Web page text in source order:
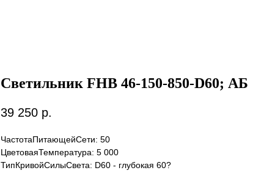
Светильник FHB 46-150-850-D60; АБ
39 250 р.
ЧастотаПитающейСети: 50
ЦветоваяТемпература: 5 000
ТипКривойСилыСвета: D60 - глубокая 60?